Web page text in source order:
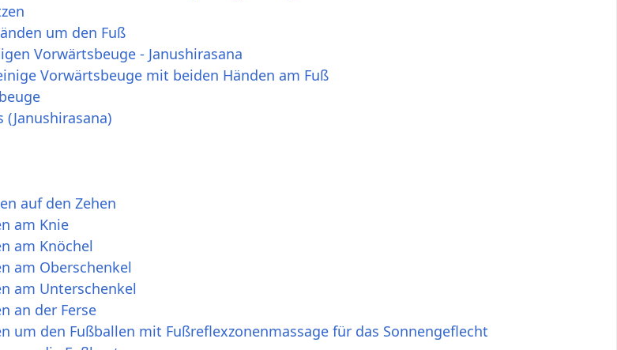
um den Fuß
Vorwärtsbeuge - Janushirasana
Vorwärtsbeuge mit beiden Händen am Fuß
auf den Zehen
am Knie
am Knöchel
am Oberschenkel
am Unterschenkel
an der Ferse
um den Fußballen mit Fußreflexzonenmassage für das Sonnengeflecht